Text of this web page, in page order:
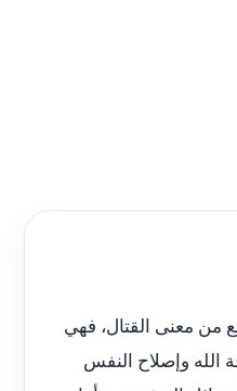
من معنى القتال، فهي
وإصلاح النفس